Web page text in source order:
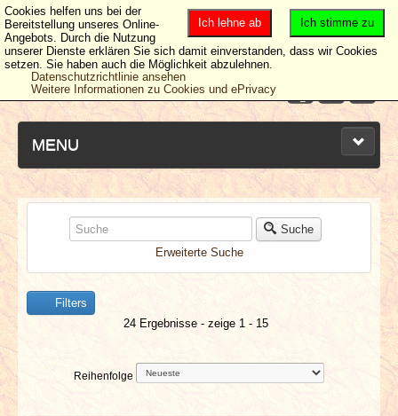
MENU
NEUESTE ARTIKEL
NEWS & DATES
BERICHTE
VERLOSUNGEN
Suche
Erweiterte Suche
Filters
24 Ergebnisse - zeige 1 - 15
Reihenfolge
Ich stimme zu
Ich lehne ab
Cookies helfen uns bei der
Bereitstellung unseres Online-
Angebots. Durch die Nutzung
unserer Dienste erklären Sie sich damit einverstanden, dass wir Cookies
setzen. Sie haben auch die Möglichkeit abzulehnen.
Datenschutzrichtlinie ansehen
Weitere Informationen zu Cookies und ePrivacy